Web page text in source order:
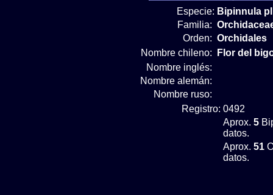
Especie: Bipinnula
Familia:
Orden: Orchidales
Nombre chileno:
Flor del
Nombre inglés:
Nombre alemán:
Nombre ruso:
Registro: 0492
Aprox. 5
datos.
Aprox. 51
datos.